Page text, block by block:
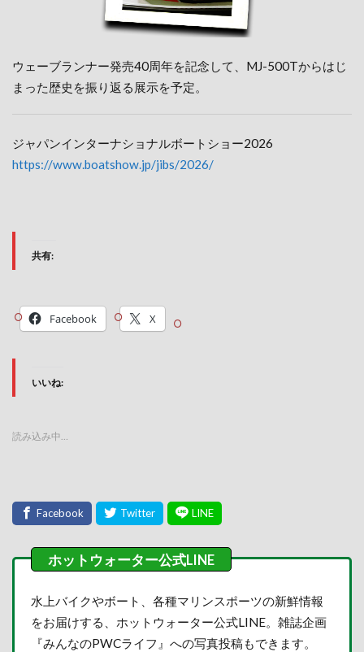
ウェーブランナー発売40周年を記念して、MJ-500Tからはじ
まった歴史を振り返る展示を予定。
ジャパンインターナショナルボートショー2026
https://www.boatshow.jp/jibs/2026/
共有:
Facebook X
いいね:
読み込み中…
水上バイクやボート、各種マリンスポーツの新鮮情報
をお届けする、ホットウォーター公式LINE。雑誌企画
『みんなのPWCライフ』への写真投稿もできます。